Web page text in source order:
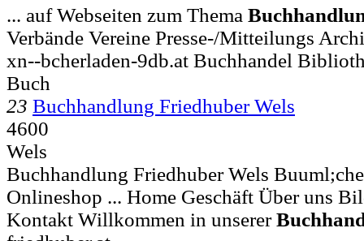
... auf Webseiten zum Thema
Verbände Vereine Presse-/Mitteilungs
xn--bcherladen-9db.at Buchhandel
Buch
23 Buchhandlung Friedhuber Wels
4600
Wels
Buchhandlung Friedhuber Wels
Onlineshop ... Home Geschäft Über uns
Kontakt Willkommen in unserer